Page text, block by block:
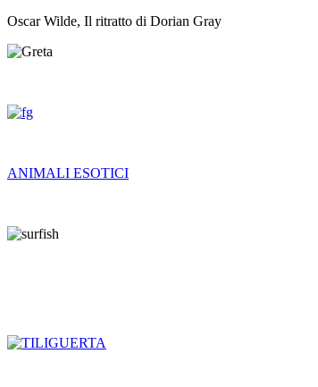
Oscar Wilde, Il ritratto di Dorian Gray
ANIMALI ESOTICI